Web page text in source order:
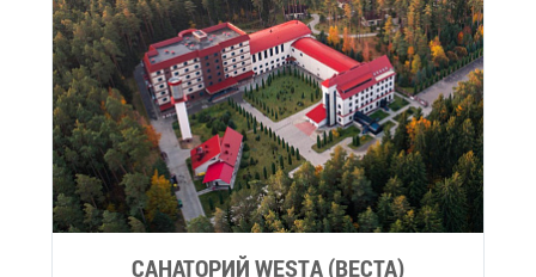
СА­НА­ТО­РИЙ WESTA (ВЕ­СТА)